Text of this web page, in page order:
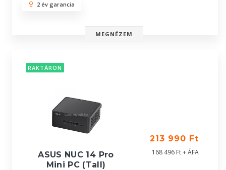
2 év garancia
MEGNÉZEM
RAKTÁRON
ASUS NUC 14 Pro
Mini PC (Tall)
213 990 Ft
168 496 Ft + ÁFA